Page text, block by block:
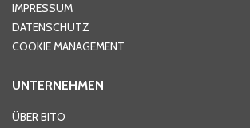
Telefon
IMPRESSUM
DATENSCHUTZ
COOKIE MANAGEMENT
UNTERNEHMEN
ÜBER BITO